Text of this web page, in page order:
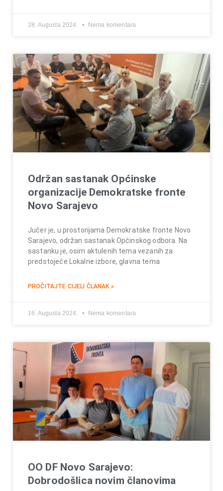
28. Augusta 2024. Nema komentara
Održan sastanak Općinske
organizacije Demokratske fronte
Novo Sarajevo
Jučer je, u prostorijama Demokratske fronte Novo
Sarajevo, održan sastanak Općinskog odbora. Na
sastanku je, osim aktulenih tema vezanih za
predstojeće Lokalne izbore, glavna tema
PROČITAJTE CIJELI ČLANAK »
16. Augusta 2024. Nema komentara
OO DF Novo Sarajevo:
Dobrodošlica novim članovima